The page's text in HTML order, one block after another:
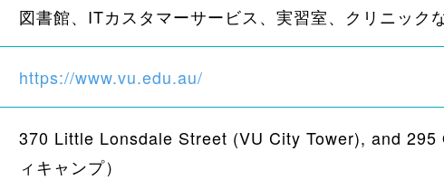
図書館、ITカスタマーサービス、実習室、クリニック
https://www.vu.edu.au/
370 Little Lonsdale Street (VU City Tower), and 295
ィキャンプ）